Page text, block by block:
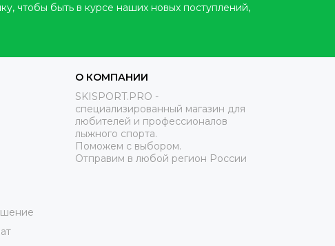
чтобы быть в курсе наших новых поступлений,
О КОМПАНИИ
SKISPORT.PRO -
специализированный магазин для
любителей и профессионалов
лыжного спорта.
Поможем с выбором.
Отправим в любой регион России